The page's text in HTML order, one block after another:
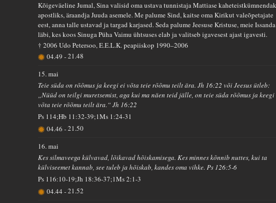
Kõigeväeline Jumal, Sina valisid oma ustava tunnistaja Mattiase
apostliks, äraandja Juuda asemele. Me palume Sind, kaitse oma Kirikut valeõpetajate
eest, anna talle ustavad ja targad karjased. Seda palume Jeesuse Kristuse, meie Issanda
läbi, kes koos Sinuga Püha Vaimu ühtsuses elab ja valitseb igavesest ajast igavesti.
† 2006 Udo Petersoo, E.E.L.K. peapiiskop 1990–2006
04.49 -21.48
15. mai
Teie süda on rõõmus ja keegi ei võta teie rõõmu teilt ära. Jh 16:22 või Jeesus ütleb:
„Nüüd on teilgi muretsemist, aga kui ma näen teid jälle, on teie süda rõõmus ja
võta teie rõõmu teilt ära.“ Jh 16:22
Ps 114;Hb 11:32-39;1Ms 1:24-31
04.46 -21.50
16. mai
Kes silmaveega külvavad, lõikavad hõiskamisega. Kes minnes kõnnib nuttes, kui ta
külviseemet kannab, see tuleb ja hõiskab, kandes oma vihke. Ps 126:5-6
Ps 116:10-19;Jh 18:36-37;1Ms 2:1-3
04.44 -21.52